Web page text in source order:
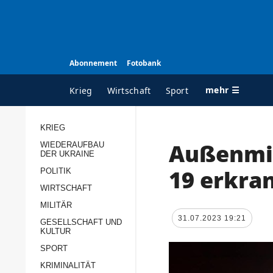
Abonnement Fotobank
Krieg Wirtschaft Sport mehr ☰
ALLE RUBRIKEN
Politik
Militär
KRIEG
WIEDERAUFBAU
DER UKRAINE
POLITIK
WIRTSCHAFT
MILITÄR
GESELLSCHAFT UND
KULTUR
SPORT
KRIMINALITÄT
19
31.07.2023 19:21